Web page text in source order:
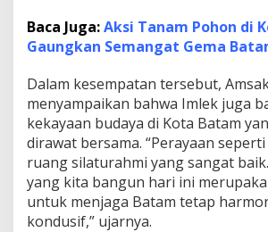
P
e
n
h
K
e
a
k
r
a
b
Baca Juga:Aksi Tanam Pohon di
Gaungkan Semangat Gema
Dalam kesempatan tersebut,
menyampaikan bahwa Imlek juga
kekayaan budaya di Kota Batam
dirawat bersama. “Perayaan
ruang silaturahmi yang sangat
yang kita bangun hari ini
untuk menjaga Batam tetap
kondusif,” ujarnya.